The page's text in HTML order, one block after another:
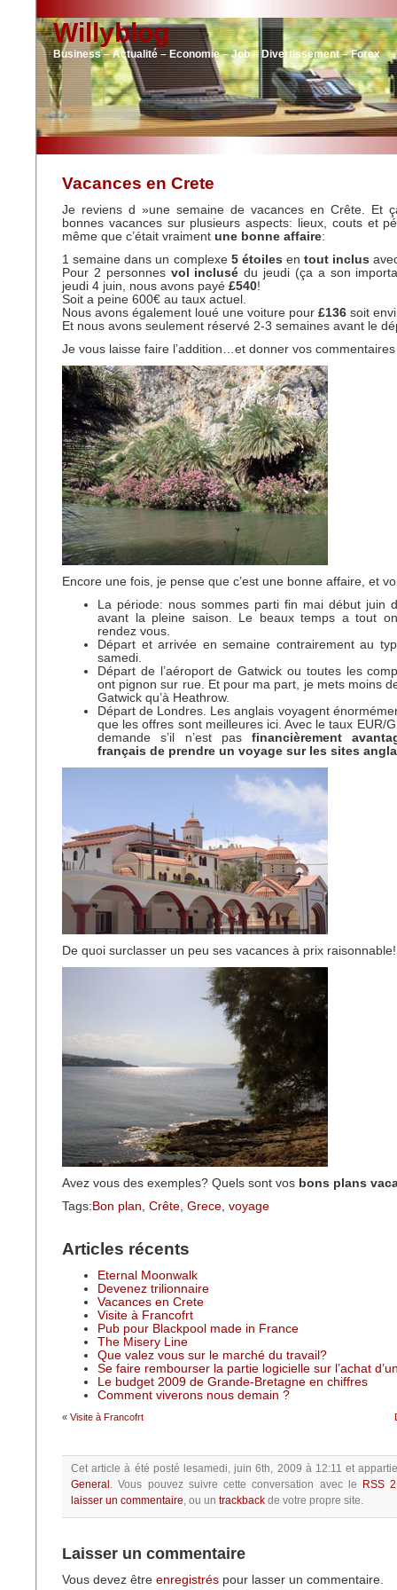
Willyblog
Business – Actualité – Economie – Job – Divertissement – Forex
Vacances en Crete
Je reviens d »une semaine de vacances en Crête. Et
bonnes vacances sur plusieurs aspects: lieux, couts et
même que c’était vraiment une bonne affaire:
1 semaine dans un complexe 5 étoiles entout inclus
Pour 2 personnes vol inclusé du jeudi (ça a son
jeudi 4 juin, nous avons payé £540!
Soit a peine 600€ au taux actuel.
Nous avons également loué une voiture pour £136 soit
Et nous avons seulement réservé 2-3 semaines avant le
Je vous laisse faire l’addition…et donner vos
Encore une fois, je pense que c’est une bonne affaire, et
La période: nous sommes parti fin mai début juin
avant la pleine saison. Le beaux temps a tout
rendez vous.
Départ et arrivée en semaine contrairement au
samedi.
Départ de l’aéroport de Gatwick ou toutes les
ont pignon sur rue. Et pour ma part, je mets moins
Gatwick qu’à Heathrow.
Départ de Londres. Les anglais voyagent
que les offres sont meilleures ici. Avec le taux EUR/
demande s’il n’est pasfinancièrement
français de prendre un voyage sur les sites
De quoi surclasser un peu ses vacances à prix raisonnable!
Avez vous des exemples? Quels sont vos bons plans
Tags: Bon plan, Crête, Grece, voyage
Articles récents
Eternal Moonwalk
Devenez trilionnaire
Vacances en Crete
Visite à Francofrt
Pub pour Blackpool made in France
The Misery Line
Que valez vous sur le marché du travail?
Se faire rembourser la partie logicielle sur l’achat
Le budget 2009 de Grande-Bretagne en chiffres
Comment viverons nous demain ?
« Visite à Francofrt
Cet article à été posté lesamedi, juin 6th, 2009 à 12:11et
General .Vous pouvez suivre cette conversation avec le
RSS
laisser un commentaire, ou un trackback de votre propre site.
Laisser un commentaire
Vous devez être enregistrés pour lasser un commentaire.